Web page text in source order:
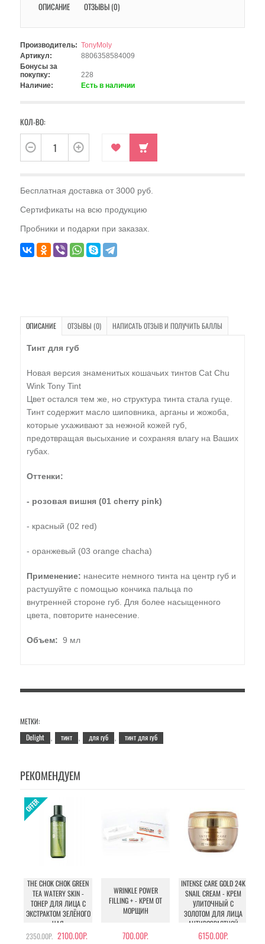
ОПИСАНИЕ ОТЗЫВЫ (0)
Производитель: TonyMoly
Артикул:
8806358584009
Бонусы за
покупку:
228
Наличие:
Есть в наличии
КОЛ-ВО:
Бесплатная доставка от 3000 руб.
Сертификаты на всю продукцию
Пробники и подарки при заказах.
ОПИСАНИЕ ОТЗЫВЫ (0) НАПИСАТЬ ОТЗЫВ И ПОЛУЧИТЬ БАЛЛЫ
Тинт для губ
Новая версия знаменитых кошачьих тинтов Cat Chu
Wink Tony Tint
Цвет остался тем же, но структура тинта стала гуще.
Тинт содержит масло шиповника, арганы и жожоба,
которые ухаживают за нежной кожей губ,
предотвращая высыхание и сохраняя влагу на Ваших
губах.
Оттенки:
- розовая вишня (01 cherry pink)
- красный (02 red)
- оранжевый (03 orange chacha)
Применение: нанесите немного тинта на центр губ и
растушуйте с помощью кончика пальца по
внутренней стороне губ. Для более насыщенного
цвета, повторите нанесение.
Объем: 9 мл
МЕТКИ:
Delight
тинт для губ тинт для губ
РЕКОМЕНДУЕМ
THE CHOK CHOK GREEN
TEA WATERY SKIN -
ТОНЕР ДЛЯ ЛИЦА С
ЭКСТРАКТОМ ЗЕЛЁНОГО
ЧАЯ
2350.00Р. 2100.00Р.
WRINKLE POWER
FILLING + - КРЕМ ОТ
МОРЩИН
700.00Р.
INTENSE CARE GOLD 24K
SNAIL CREAM - КРЕМ
УЛИТОЧНЫЙ С
ЗОЛОТОМ ДЛЯ ЛИЦА
АНТИВОЗРАСТНОЙ
6150.00Р.